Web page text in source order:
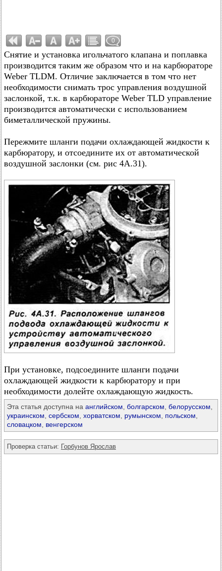
0
Снятие и установка игольчатого клапана и поплавка
производится таким же образом что и на карбюраторе
Weber TLDM. Отличие заключается в том что нет
необходимости снимать трос управления воздушной
заслонкой, т.к. в карбюраторе Weber TLD управление
производится автоматически с использованием
биметаллической пружины.
Пережмите шланги подачи охлаждающей жидкости к
карбюратору, и отсоедините их от автоматической
воздушной заслонки (см. рис 4А.31).
При установке, подсоедините шланги подачи
охлаждающей жидкости к карбюратору и при
необходимости долейте охлаждающую жидкость.
Эта статья доступна на английском болгарском белорусском
украинском сербском хорватском румынском польском
словацком
венгерском
Проверка статьи: Горбунов Ярослав